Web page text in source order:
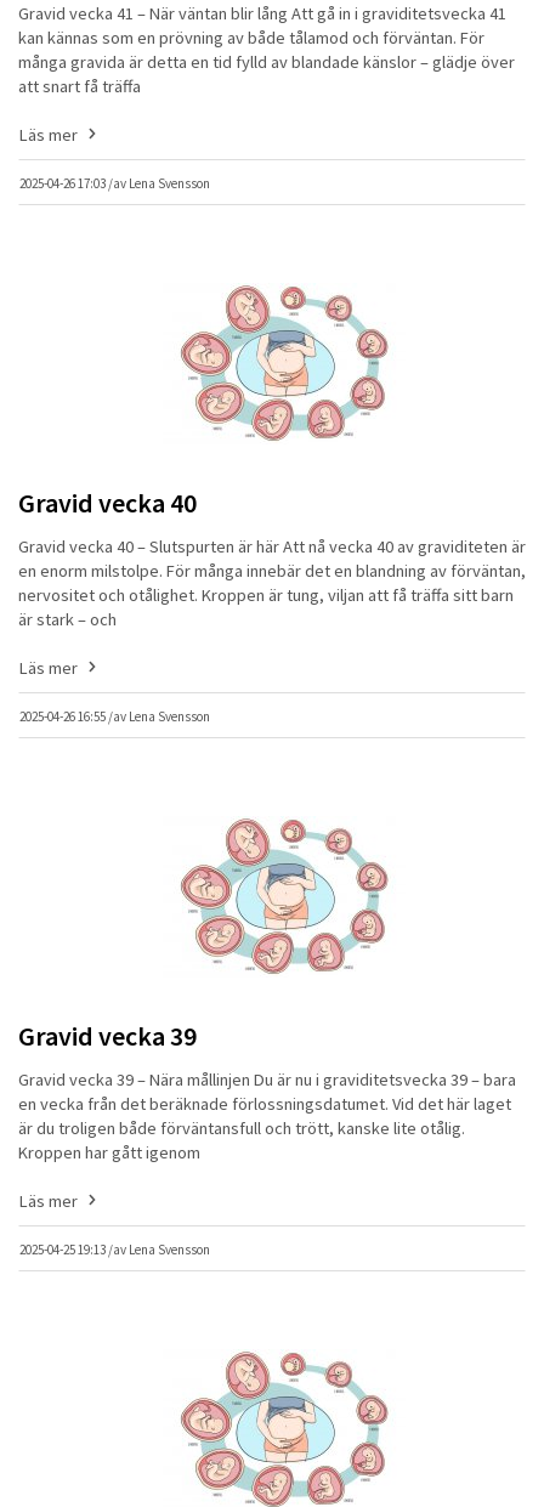
Gravid vecka 41 – När väntan blir lång Att gå in i graviditetsvecka 41
kan kännas som en prövning av både tålamod och förväntan. För
många gravida är detta en tid fylld av blandade känslor – glädje över
att snart få träffa
2025-04-26 17:03 /av Lena Svensson
Läs mer
Gravid vecka 40
Gravid vecka 40 – Slutspurten är här Att nå vecka 40 av graviditeten är
en enorm milstolpe. För många innebär det en blandning av förväntan,
nervositet och otålighet. Kroppen är tung, viljan att få träffa sitt barn
är stark – och
2025-04-26 16:55 /av Lena Svensson
Läs mer
Gravid vecka 39
Gravid vecka 39 – Nära mållinjen Du är nu i graviditetsvecka 39 – bara
en vecka från det beräknade förlossningsdatumet. Vid det här laget
är du troligen både förväntansfull och trött, kanske lite otålig.
Kroppen har gått igenom
2025-04-25 19:13 /av Lena Svensson
Läs mer